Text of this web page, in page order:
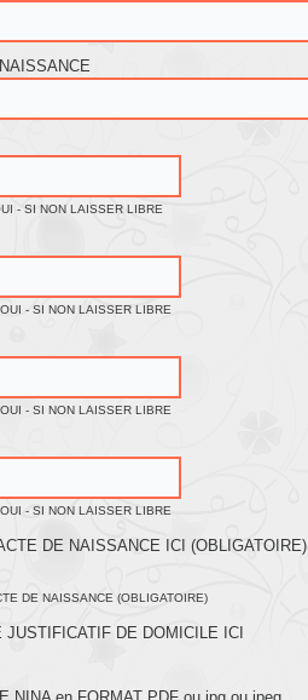
- SI NON LAISSER LIBRE
- SI NON LAISSER LIBRE
- SI NON LAISSER LIBRE
- SI NON LAISSER LIBRE
DE NAISSANCE ICI (OBLIGATOIRE)
DE NAISSANCE (OBLIGATOIRE)
DE DOMICILE ICI